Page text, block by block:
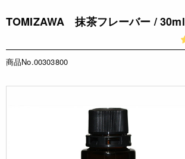
TOMIZAWA 抹茶フレーバー / 30ml
商品No.00303800